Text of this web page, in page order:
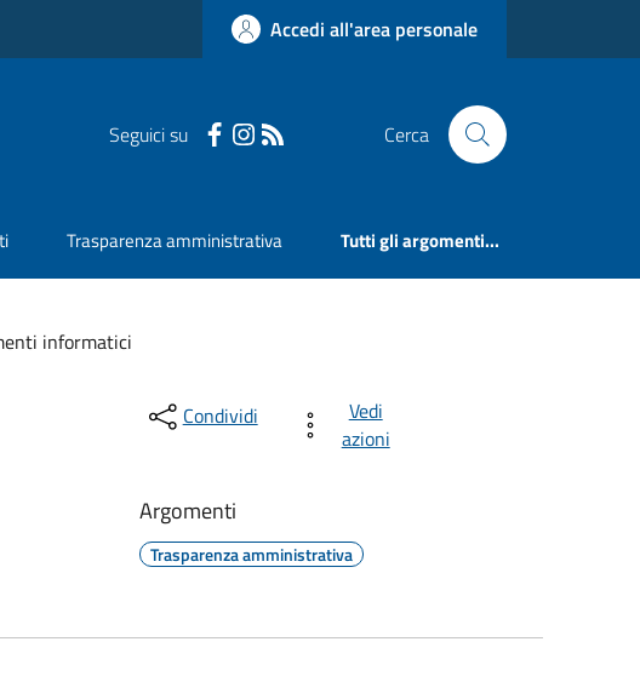
Accedi all'area personale
Seguici su Cerca
Trasparenza amministrativa Tutti gli argomenti...
informatici
Condividi
Vedi
azioni
Argomenti
Trasparenza amministrativa